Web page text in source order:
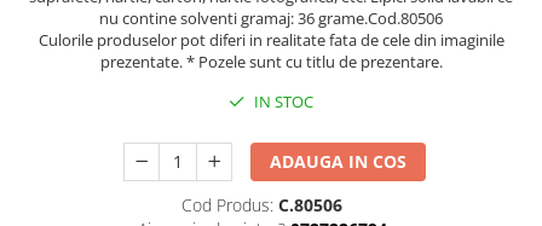
Caiete A5
Produse si rechizite scolare
nu contine solventi gramaj: 36 grame.Cod.80506
Culorile produselor pot diferi in realitate fata de cele din imaginile
prezentate. * Pozele sunt cu titlu de prezentare.
IN STOC
ADAUGA IN COS
Cod Produs: C.80506